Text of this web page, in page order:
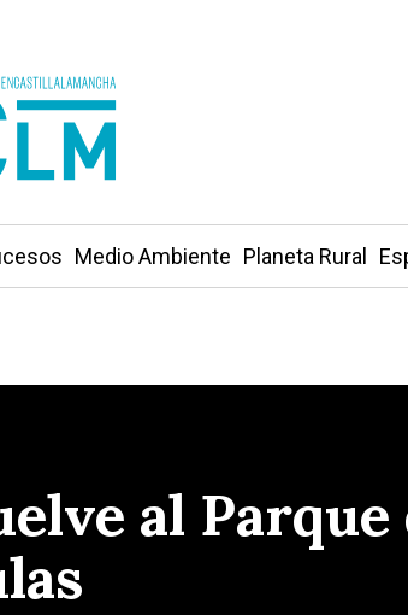
Medio Ambiente Planeta Rural
al Parque